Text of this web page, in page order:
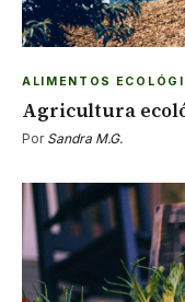
ALIMENTOS
Agricultura
Por Sandra M.G.